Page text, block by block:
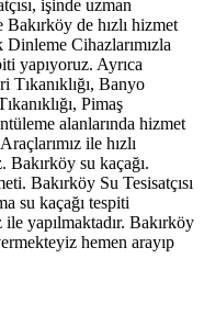
işinde uzman
de hızlı hizmet
Cihazlarımızla
yapıyoruz. Ayrıca
Tıkanıklığı, Banyo
Pimaş
alanlarında hizmet
ile hızlı
Bakırköy su kaçağı.
Bakırköy Su Tesisatçısı
su kaçağı tespiti
yapılmaktadır. Bakırköy
hemen arayıp